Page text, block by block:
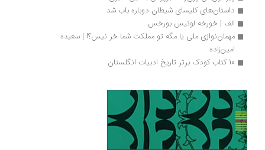
داستان‌های کلیسای شیطان دوباره باب شد
الف | خورخه لوئیس بورخس
امین‌زاده
10 کتاب کودک برتر تاریخ ادبیات انگلستان